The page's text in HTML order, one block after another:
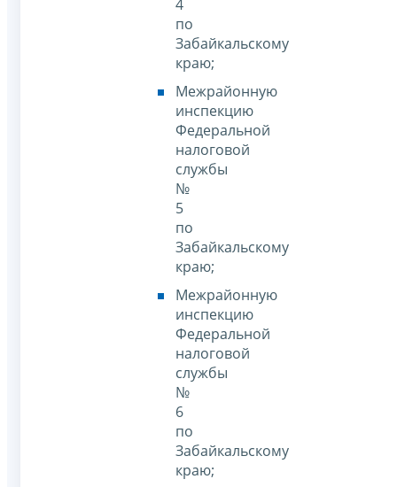
4
по
Забайкальскому
краю;
Межрайонную
инспекцию
Федеральной
налоговой
службы
№
5
по
Забайкальскому
краю;
Межрайонную
инспекцию
Федеральной
налоговой
службы
№
6
по
Забайкальскому
краю;